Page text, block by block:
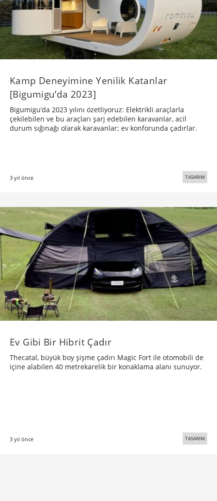
Kamp Deneyimine Yenilik Katanlar
[Bigumigu’da 2023]
Bigumigu’da 2023 yılını özetliyoruz: Elektrikli araçlarla
çekilebilen ve bu araçları şarj edebilen karavanlar, acil
durum sığınağı olarak karavanlar; ev konforunda çadırlar.
3 yıl önce TASARIM
Ev Gibi Bir Hibrit Çadır
Thecatal, büyük boy şişme çadırı Magic Fort ile otomobili de
içine alabilen 40 metrekarelik bir konaklama alanı sunuyor.
3 yıl önce TASARIM